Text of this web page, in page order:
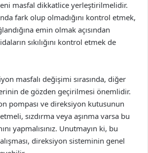
masfal dikkatlice yerleştirilmelidir.
fark olup olmadığını kontrol etmek,
emin olmak açısından
sıkılığını kontrol etmek de
masfalı değişimi sırasında, diğer
de gözden geçirilmesi önemlidir.
pompası ve direksiyon kutusunun
sızdırma veya aşınma varsa bu
yapmalısınız. Unutmayın ki, bu
direksiyon sisteminin genel